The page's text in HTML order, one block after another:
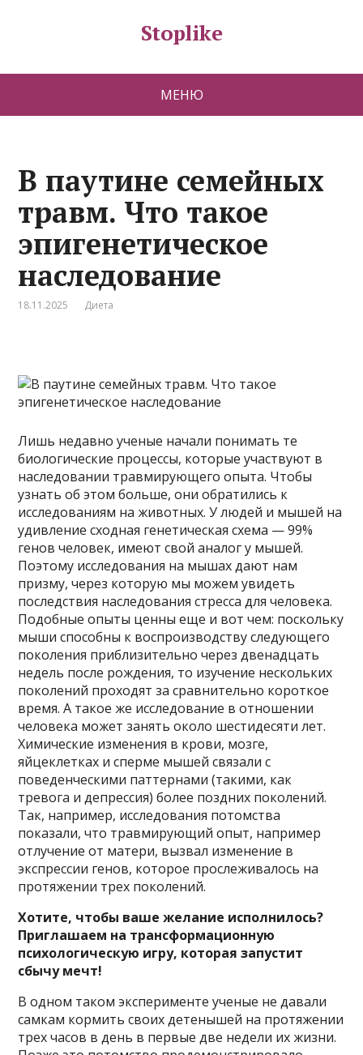
Stoplike
МЕНЮ
В паутине семейных
травм. Что такое
эпигенетическое
наследование
18.11.2025 Диета
Лишь недавно ученые начали понимать те
биологические процессы, которые участвуют в
наследовании травмирующего опыта. Чтобы
узнать об этом больше, они обратились к
исследованиям на животных. У людей и мышей на
удивление сходная генетическая схема — 99%
генов человек, имеют свой аналог у мышей.
Поэтому исследования на мышах дают нам
призму, через которую мы можем увидеть
последствия наследования стресса для человека.
Подобные опыты ценны еще и вот чем: поскольку
мыши способны к воспроизводству следующего
поколения приблизительно через двенадцать
недель после рождения, то изучение нескольких
поколений проходят за сравнительно короткое
время. А такое же исследование в отношении
человека может занять около шестидесяти лет.
Химические изменения в крови, мозге,
яйцеклетках и сперме мышей связали с
поведенческими паттернами (такими, как
тревога и депрессия) более поздних поколений.
Так, например, исследования потомства
показали, что травмирующий опыт, например
отлучение от матери, вызвал изменение в
экспрессии генов, которое прослеживалось на
протяжении трех поколений.
Хотите, чтобы ваше желание исполнилось?
Приглашаем на трансформационную
психологическую игру, которая запустит
сбычу мечт!
В одном таком эксперименте ученые не давали
самкам кормить своих детенышей на протяжении
трех часов в день в первые две недели их жизни.